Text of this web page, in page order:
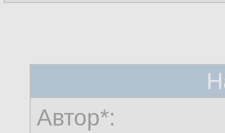
Автор*: